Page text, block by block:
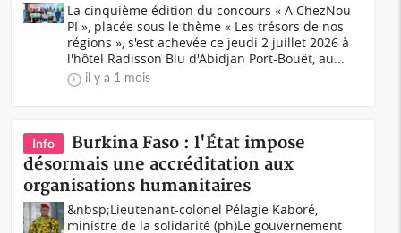
La cinquième édition du concours « A ChezNou
PI », placée sous le thème « Les trésors de nos
régions », s'est achevée ce jeudi 2 juillet 2026 à
l'hôtel Radisson Blu d'Abidjan Port-Bouët, au...
il y a 1 mois
Info
Burkina Faso : l'État impose
désormais une accréditation aux
organisations humanitaires
&nbsp;Lieutenant-colonel Pélagie Kaboré,
ministre de la solidarité (ph)Le gouvernement